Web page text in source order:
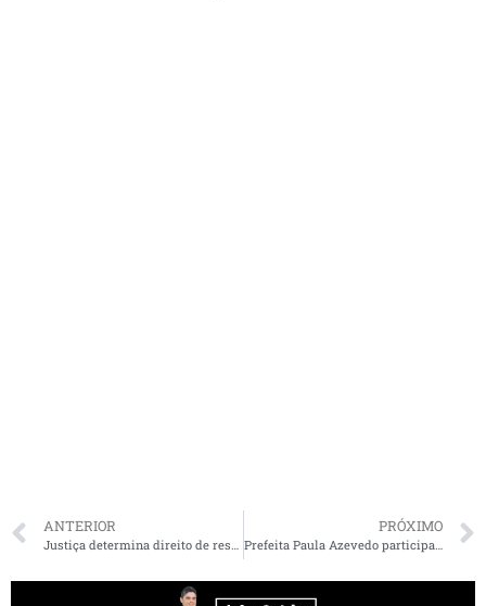
ANTERIOR PRÓXIMO
Prefeita Paula Azevedo participa de reunião online com Governador Flávio Dino e pede apoio para enfrentar o coronavírus em Paço do Lumiar